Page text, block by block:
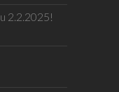
2.2.2025!